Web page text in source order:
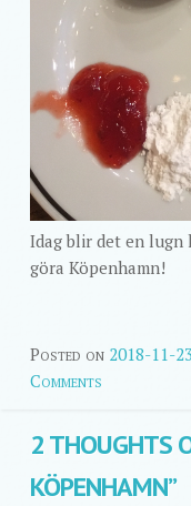
Idag blir det en
göra Köpenhamn!
Posted on 2018-11-23
Comments
2 THOUGHTS
KÖPENHAMN”